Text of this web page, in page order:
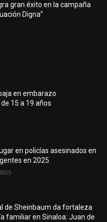
gran éxito en la campaña
Digna”
en embarazo
15 a 19 años
en policías asesinados en
en 2025
de Sheinbaum da fortaleza
familiar en Sinaloa: Juan de